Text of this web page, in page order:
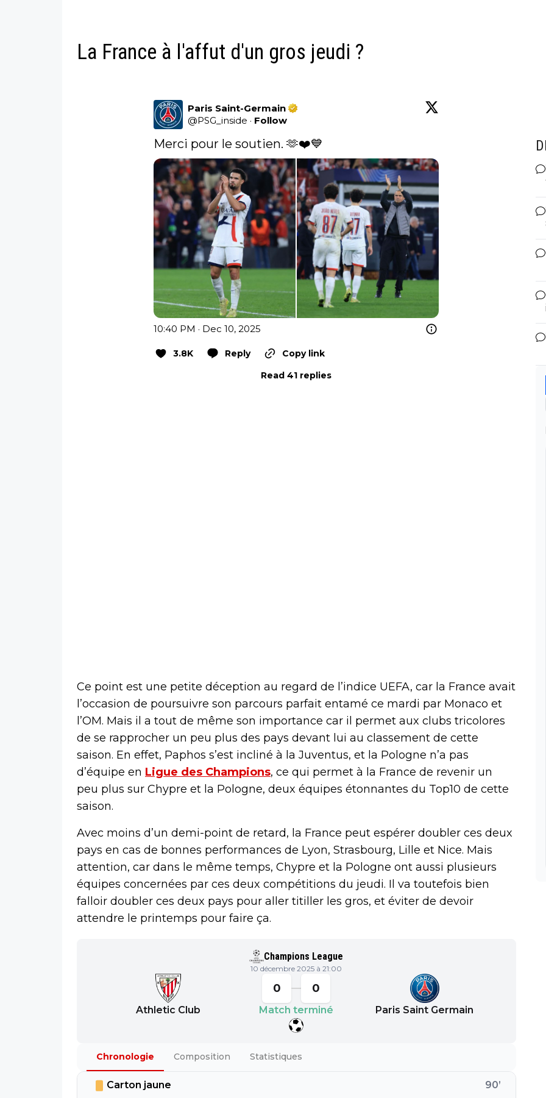
La France à l'affut d'un gros jeudi ?
Paris Saint-Germain
@PSG_inside · Follow
Merci pour le soutien. 🫶❤️💙
10:40 PM · Dec 10, 2025
3.8K Reply
Copy link
Read 41 replies
Ce point est une petite déception au regard de l’indice UEFA, car la France avait
l’occasion de poursuivre son parcours parfait entamé ce mardi par Monaco et
l’OM. Mais il a tout de même son importance car il permet aux clubs tricolores
de se rapprocher un peu plus des pays devant lui au classement de cette
saison. En effet, Paphos s’est incliné à la Juventus, et la Pologne n’a pas
d’équipe en Ligue des Champions, ce qui permet à la France de revenir un
peu plus sur Chypre et la Pologne, deux équipes étonnantes du Top10 de cette
saison.
Avec moins d’un demi-point de retard, la France peut espérer doubler ces deux
pays en cas de bonnes performances de Lyon, Strasbourg, Lille et Nice. Mais
attention, car dans le même temps, Chypre et la Pologne ont aussi plusieurs
équipes concernées par ces deux compétitions du jeudi. Il va toutefois bien
falloir doubler ces deux pays pour aller titiller les gros, et éviter de devoir
attendre le printemps pour faire ça.
Champions League
10 décembre 2025 à 21:00
Athletic Club
0 0
Match terminé Paris Saint Germain
Chronologie Composition Statistiques
Carton jaune 90’